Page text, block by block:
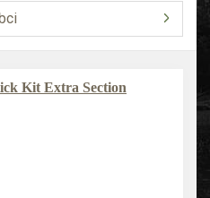
Kit Extra Section